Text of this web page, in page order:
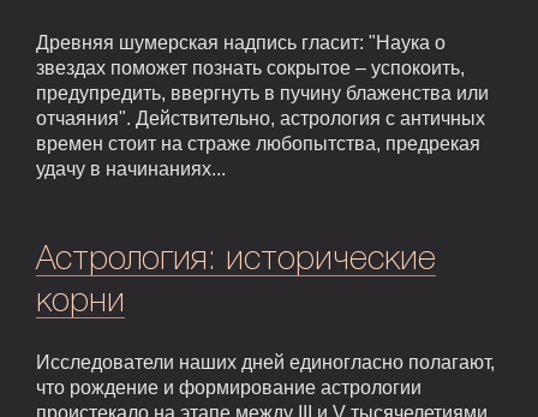
Древняя шумерская надпись гласит: "Наука о
звездах поможет познать сокрытое – успокоить,
предупредить, ввергнуть в пучину блаженства или
отчаяния". Действительно, астрология с античных
времен стоит на страже любопытства, предрекая
удачу в начинаниях...
Астрология: исторические
корни
Исследователи наших дней единогласно полагают,
что рождение и формирование астрологии
проистекало на этапе между III и V тысячелетиями